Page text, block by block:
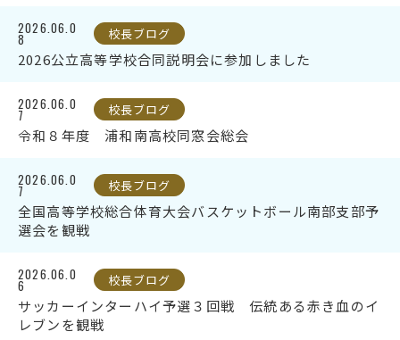
2026.06.0
8 校長ブログ
2026公立高等学校合同説明会に参加しました
2026.06.0
7 校長ブログ
令和８年度 浦和南高校同窓会総会
2026.06.0
7 校長ブログ
全国高等学校総合体育大会バスケットボール南部支部予
選会を観戦
2026.06.0
6 校長ブログ
サッカーインターハイ予選３回戦 伝統ある赤き血のイ
レブンを観戦